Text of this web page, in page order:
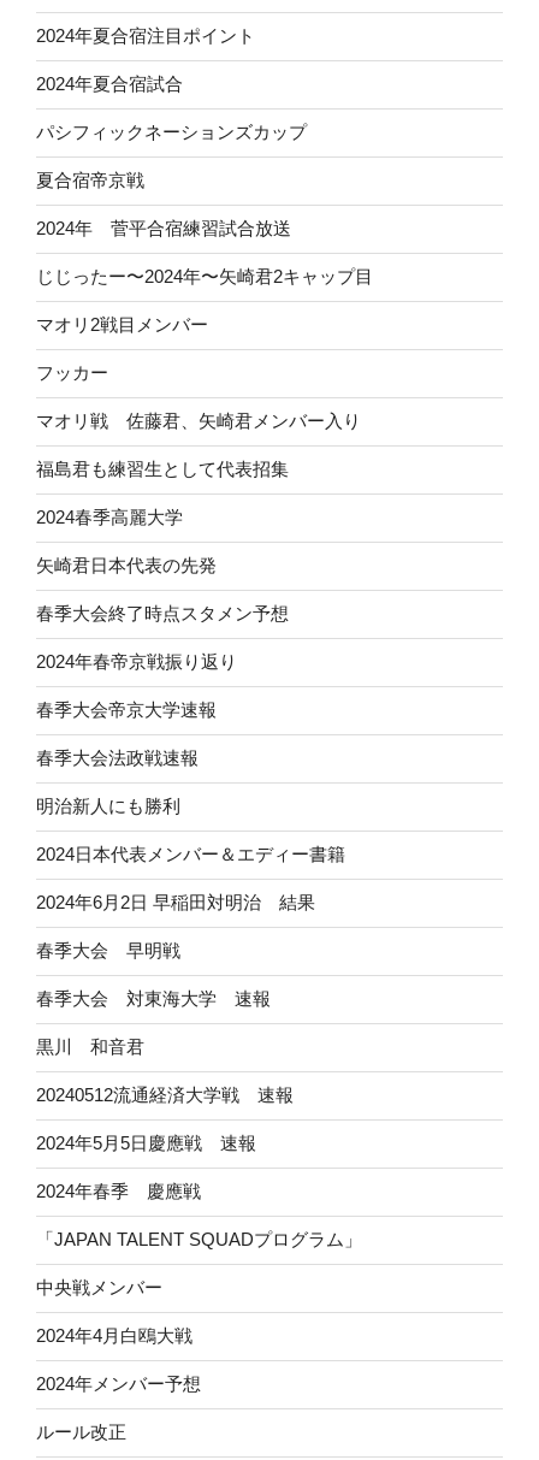
2024年夏合宿注目ポイント
2024年夏合宿試合
パシフィックネーションズカップ
夏合宿帝京戦
2024年 菅平合宿練習試合放送
じじったー〜2024年〜矢崎君2キャップ目
マオリ2戦目メンバー
フッカー
マオリ戦 佐藤君、矢崎君メンバー入り
福島君も練習生として代表招集
2024春季高麗大学
矢崎君日本代表の先発
春季大会終了時点スタメン予想
2024年春帝京戦振り返り
春季大会帝京大学速報
春季大会法政戦速報
明治新人にも勝利
2024日本代表メンバー＆エディー書籍
2024年6月2日 早稲田対明治 結果
春季大会 早明戦
春季大会 対東海大学 速報
黒川 和音君
20240512流通経済大学戦 速報
2024年5月5日慶應戦 速報
2024年春季 慶應戦
「JAPAN TALENT SQUADプログラム」
中央戦メンバー
2024年4月白鴎大戦
2024年メンバー予想
ルール改正